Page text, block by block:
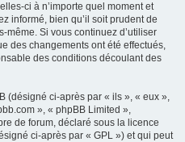
ci à n’importe quel moment et
informé, bien qu’il soit prudent de
Si vous continuez d’utiliser
des changements ont été effectués,
des conditions découlant des
(désigné ci-après par « ils », « eux »,
», « phpBB Limited »,
de forum, déclaré sous la licence
ci-après par « GPL ») et qui peut